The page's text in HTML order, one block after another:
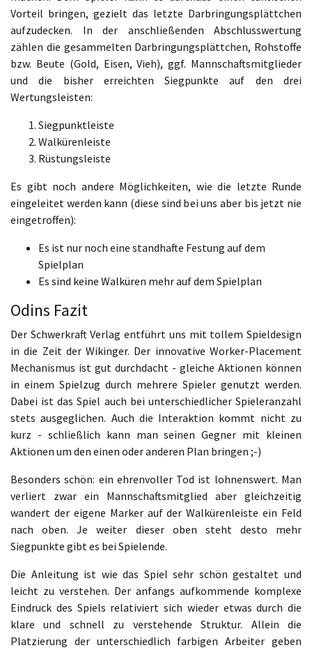
Vorteil bringen, gezielt das letzte Darbringungsplättchen
aufzudecken. In der anschließenden Abschlusswertung
zählen die gesammelten Darbringungsplättchen, Rohstoffe
bzw. Beute (Gold, Eisen, Vieh), ggf. Mannschaftsmitglieder
und die bisher erreichten Siegpunkte auf den drei
Wertungsleisten:
Siegpunktleiste
Walkürenleiste
Rüstungsleiste
Es gibt noch andere Möglichkeiten, wie die letzte Runde
eingeleitet werden kann (diese sind bei uns aber bis jetzt nie
eingetroffen):
Es ist nur noch eine standhafte Festung auf dem
Spielplan
Es sind keine Walküren mehr auf dem Spielplan
Odins Fazit
Der Schwerkraft Verlag entführt uns mit tollem Spieldesign
in die Zeit der Wikinger. Der innovative Worker-Placement
Mechanismus ist gut durchdacht - gleiche Aktionen können
in einem Spielzug durch mehrere Spieler genutzt werden.
Dabei ist das Spiel auch bei unterschiedlicher Spieleranzahl
stets ausgeglichen. Auch die Interaktion kommt nicht zu
kurz - schließlich kann man seinen Gegner mit kleinen
Aktionen um den einen oder anderen Plan bringen ;-)
Besonders schön: ein ehrenvoller Tod ist lohnenswert. Man
verliert zwar ein Mannschaftsmitglied aber gleichzeitig
wandert der eigene Marker auf der Walkürenleiste ein Feld
nach oben. Je weiter dieser oben steht desto mehr
Siegpunkte gibt es bei Spielende.
Die Anleitung ist wie das Spiel sehr schön gestaltet und
leicht zu verstehen. Der anfangs aufkommende komplexe
Eindruck des Spiels relativiert sich wieder etwas durch die
klare und schnell zu verstehende Struktur. Allein die
Platzierung der unterschiedlich farbigen Arbeiter geben